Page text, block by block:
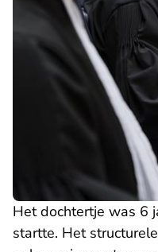
Het dochtertje was 6
startte. Het